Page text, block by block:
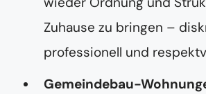
Zuhause zu bringen –
professionell und
Gemeindebau-